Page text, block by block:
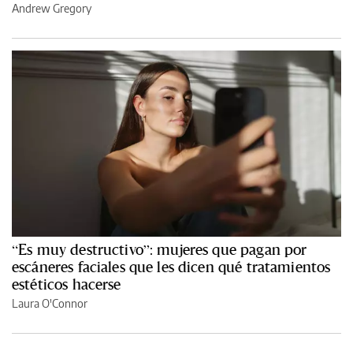
Andrew Gregory
“Es muy destructivo”: mujeres que pagan por
escáneres faciales que les dicen qué tratamientos
estéticos hacerse
Laura O'Connor